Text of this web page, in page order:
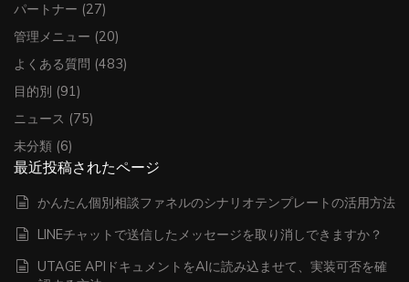
パートナー (27)
管理メニュー (20)
よくある質問 (483)
目的別 (91)
ニュース (75)
未分類 (6)
最近投稿されたページ
かんたん個別相談ファネルのシナリオテンプレートの活用方法
LINEチャットで送信したメッセージを取り消しできますか？
UTAGE APIドキュメントをAIに読み込ませて、実装可否を確